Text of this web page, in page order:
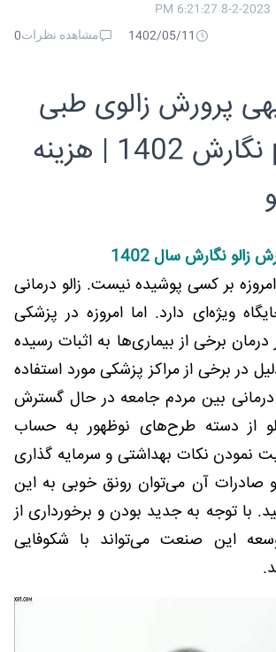
8-2-2023 6:21:27 PM
1402/05/11
مشاهده نظرات0
پرورش زالوی طبی
pdf+doc نگارش 1402 | هزینه
نگارش سال 1402
امروزه بر کسی پوشیده نیست. زالو درمانی
ویژه‌ای دارد. اما امروزه در پزشکی
درمان برخی از بیماری‌ها به اثبات رسیده
در برخی از مراکز پزشکی مورد استفاده
درمانی بین مردم جامعه در حال گسترش
از دسته طرح‌های نوظهور به حساب
نمودن نکات بهداشتی و سرمایه گذاری
و صادرات آن می‌توان رونق خوبی به این
با توجه به جدید بودن و برخورداری از
این صنعت می‌تواند با شکوفایی